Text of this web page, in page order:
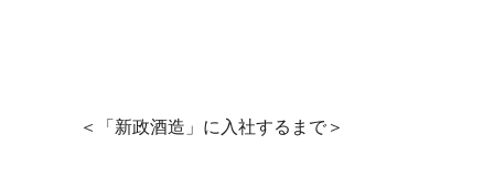
＜「新政酒造」に入社するまで＞